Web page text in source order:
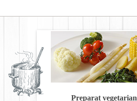
Preparat vegetarian